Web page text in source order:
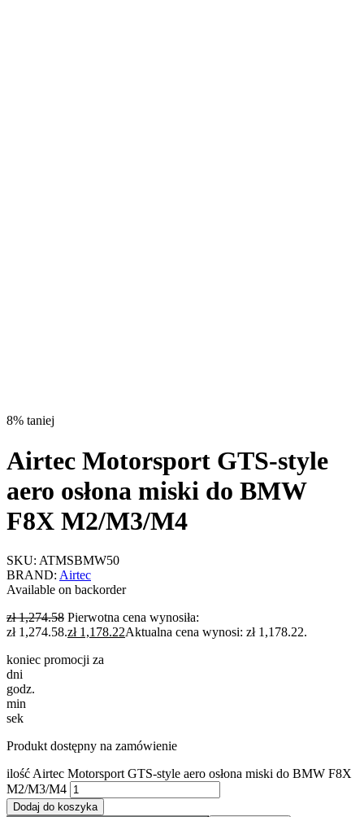
8% taniej
Airtec Motorsport GTS-style
aero osłona miski do BMW
F8X M2/M3/M4
SKU: ATMSBMW50
BRAND: Airtec
Available on backorder
zł1,274.58 Pierwotna cena wynosiła:
zł 1,274.58.zł1,178.22Aktualna cena wynosi: zł 1,178.22.
koniec promocji za
dni
godz.
min
sek
Produkt dostępny na zamówienie
ilość Airtec Motorsport GTS-style aero osłona miski do BMW F8X
M2/M3/M4
Dodaj do koszyka